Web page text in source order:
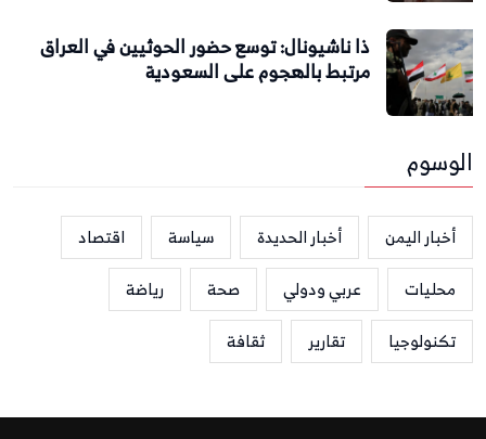
ذا ناشيونال: توسع حضور الحوثيين في العراق
مرتبط بالهجوم على السعودية
الوسوم
أخبار اليمن أخبار الحديدة سياسة
اقتصاد
محليات
عربي ودولي صحة
رياضة
تكنولوجيا
تقارير ثقافة